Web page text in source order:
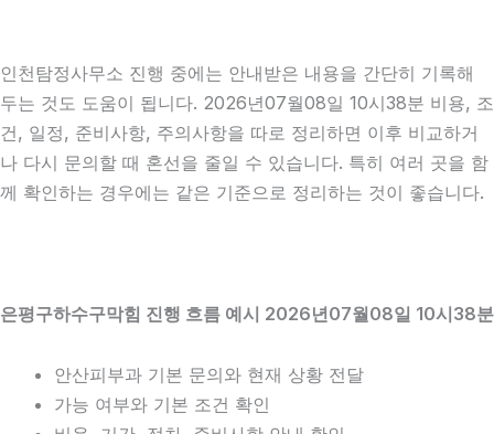
인천탐정사무소 진행 중에는 안내받은 내용을 간단히 기록해
두는 것도 도움이 됩니다. 2026년07월08일 10시38분 비용, 조
건, 일정, 준비사항, 주의사항을 따로 정리하면 이후 비교하거
나 다시 문의할 때 혼선을 줄일 수 있습니다. 특히 여러 곳을 함
께 확인하는 경우에는 같은 기준으로 정리하는 것이 좋습니다.
은평구하수구막힘 진행 흐름 예시 2026년07월08일 10시38분
안산피부과 기본 문의와 현재 상황 전달
가능 여부와 기본 조건 확인